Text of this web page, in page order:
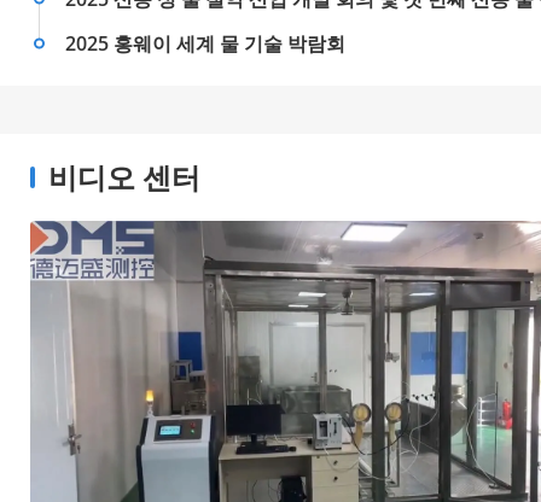
2025 홍웨이 세계 물 기술 박람회
비디오 센터